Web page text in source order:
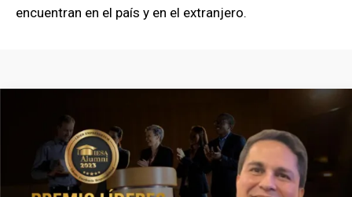
encuentran en el país y en el extranjero.